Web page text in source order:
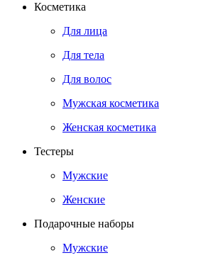
Косметика
Для лица
Для тела
Для волос
Мужская косметика
Женская косметика
Тестеры
Мужские
Женские
Подарочные наборы
Мужские